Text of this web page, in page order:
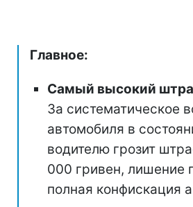
Главное:
Самый высокий
За систематическое
автомобиля в
водителю грозит
000 гривен, лишение
полная конфискация